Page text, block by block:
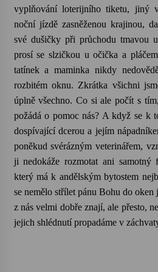
Za kulturou kousek
odkaz Josefa Čapka
13. 7. 2026
Varhanní recitál
Želiv
3. 7. 2026
Petr Adamec –
30. 6. 2026
vyplňování loterijního tiketu, jiný
noční jízdě zasněženou krajinou,
své dušičky při průchodu tmavou
prosí se slzičkou u očička a
tatínek a maminka nikdy
rozbitém oknu. Zkrátka všichni
úplně všechno. Co si ale počít s
požádá o pomoc nás? A když se k
dospívající dcerou a jejím
poněkud svérázným veterinářem,
ji nedokáže rozmotat ani samotný
který má k andělským bytostem
se nemělo střílet pánu Bohu do
z nás velmi dobře znají, ale přesto,
jejich shlédnutí propadáme v